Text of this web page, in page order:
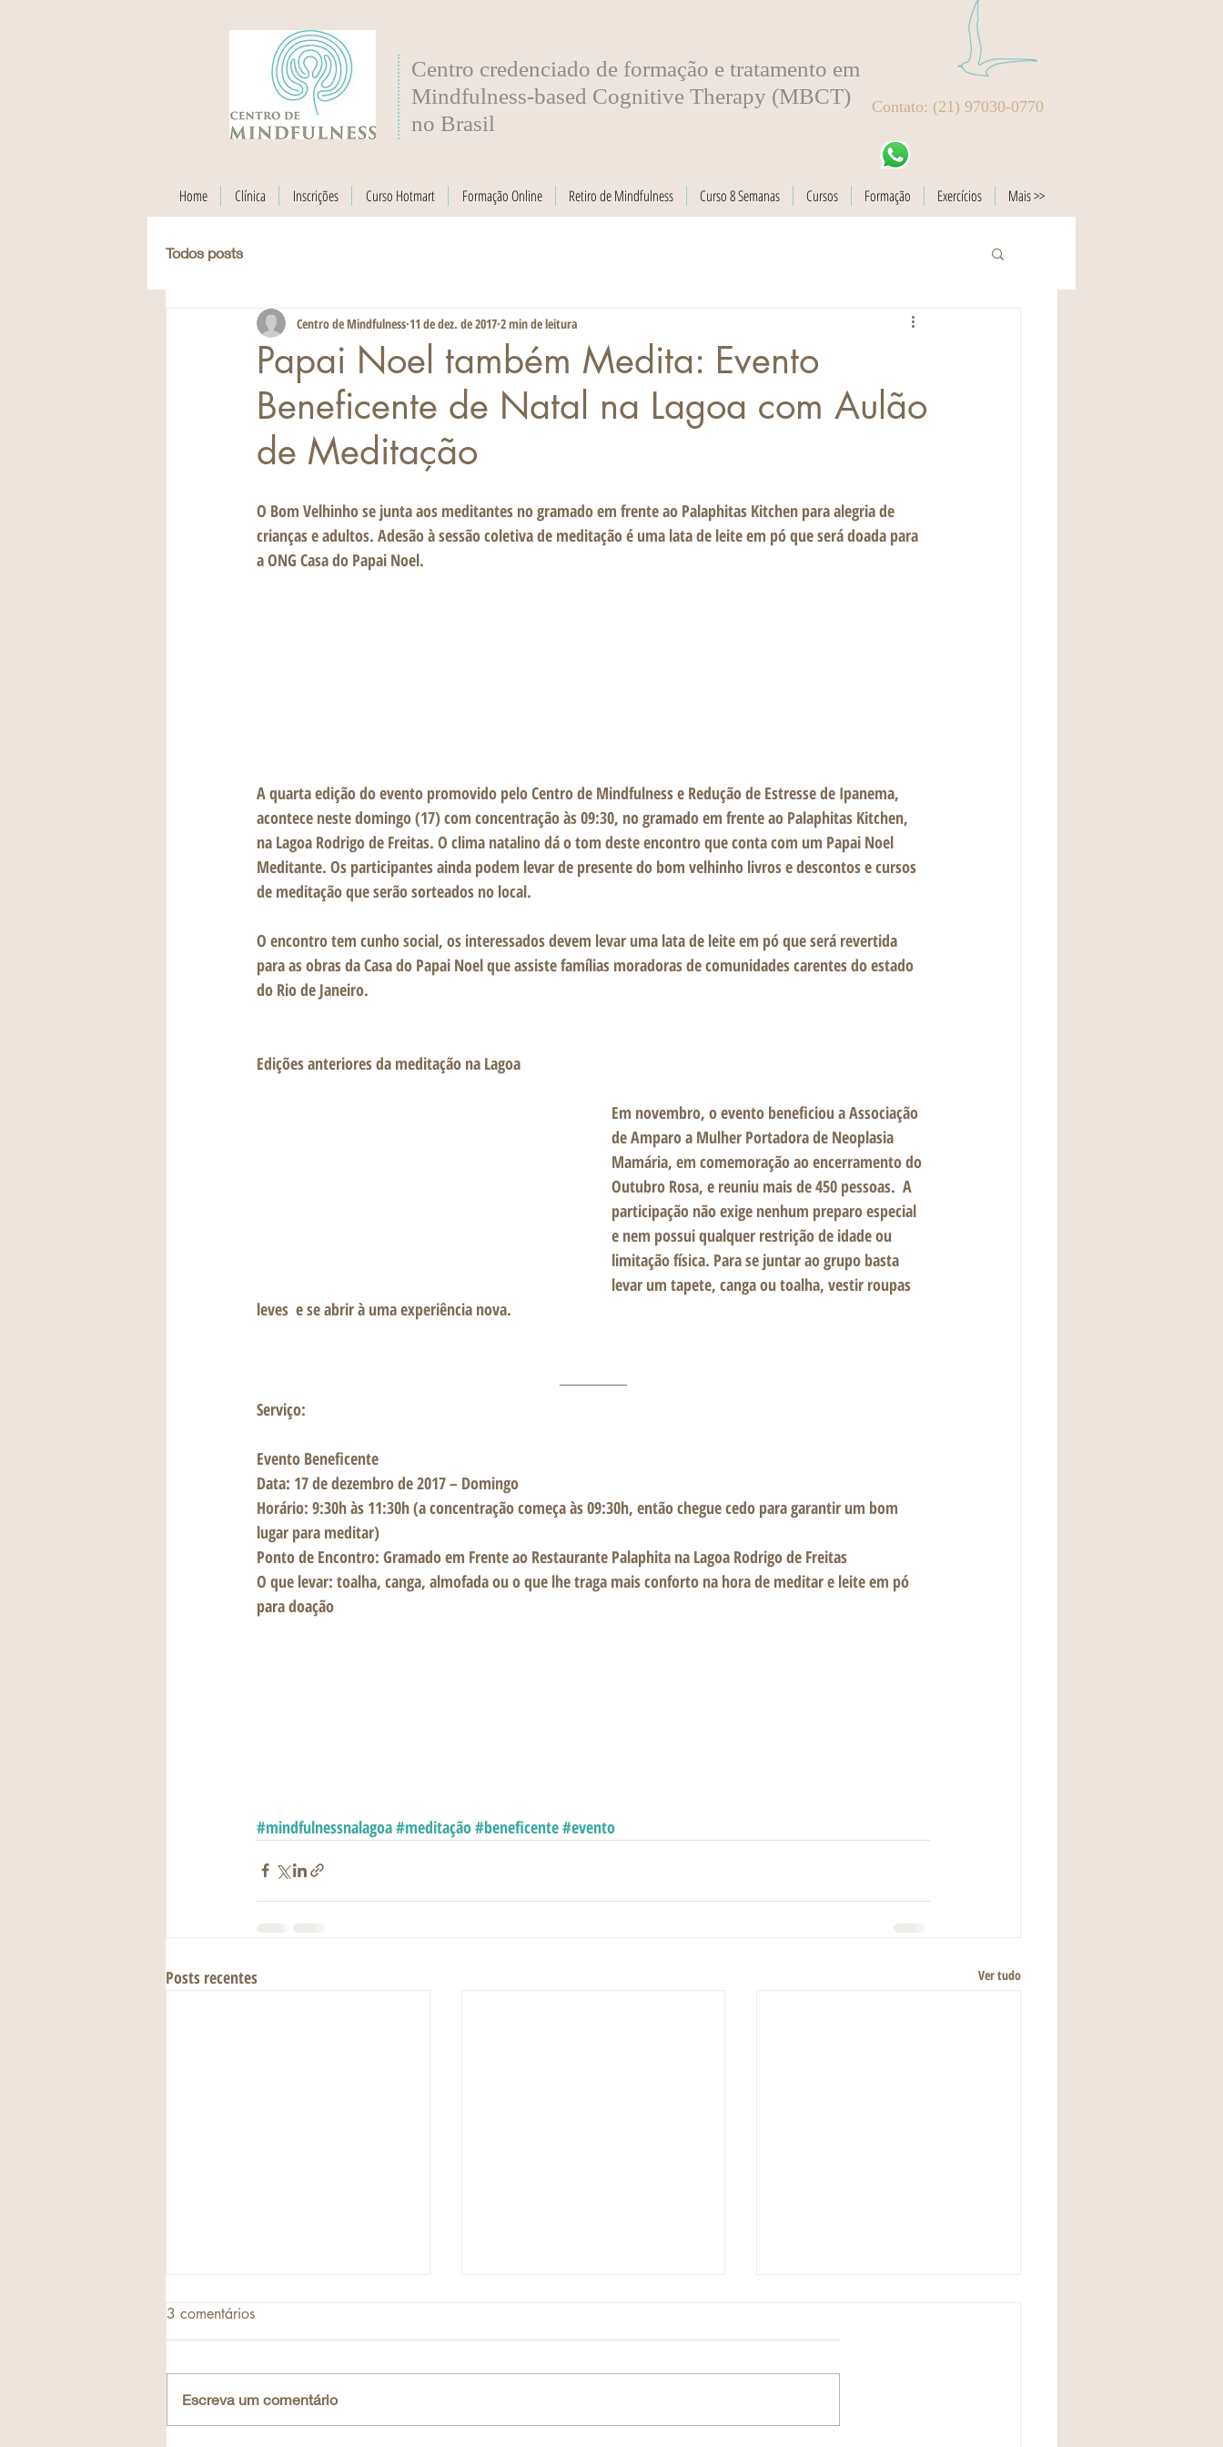
​Centro credenciado de formação e tratamento em
Mindfulness-based Cognitive Therapy (MBCT)
no Brasil
Contato: (21) 97030-0770
Home Clínica Inscrições Curso Hotmart Formação Online Retiro de Mindfulness Curso 8 Semanas Cursos Formação Exercícios Mais >>
Todos posts
Papai Noel também Medita: Evento
Beneficente de Natal na Lagoa com Aulão
de Meditação
Centro de Mindfulness 11 de dez. de 2017 2 min de leitura
O Bom Velhinho se junta aos meditantes no gramado em frente ao Palaphitas Kitchen para alegria de
crianças e adultos. Adesão à sessão coletiva de meditação é uma lata de leite em pó que será doada para
a ONG Casa do Papai Noel.
A quarta edição do evento promovido pelo Centro de Mindfulness e Redução de Estresse de Ipanema,
acontece neste domingo (17) com concentração às 09:30, no gramado em frente ao Palaphitas Kitchen,
na Lagoa Rodrigo de Freitas. O clima natalino dá o tom deste encontro que conta com um Papai Noel
Meditante. Os participantes ainda podem levar de presente do bom velhinho livros e descontos e cursos
de meditação que serão sorteados no local.
O encontro tem cunho social, os interessados devem levar uma lata de leite em pó que será revertida
para as obras da Casa do Papai Noel que assiste famílias moradoras de comunidades carentes do estado
do Rio de Janeiro.
Edições anteriores da meditação na Lagoa
Em novembro, o evento beneficiou a Associação
de Amparo a Mulher Portadora de Neoplasia
Mamária, em comemoração ao encerramento do
Outubro Rosa, e reuniu mais de 450 pessoas.  A
participação não exige nenhum preparo especial
e nem possui qualquer restrição de idade ou
limitação física. Para se juntar ao grupo basta
levar um tapete, canga ou toalha, vestir roupas
leves  e se abrir à uma experiência nova.
Serviço:
Evento Beneficente
Data: 17 de dezembro de 2017 – Domingo
Horário: 9:30h às 11:30h (a concentração começa às 09:30h, então chegue cedo para garantir um bom
lugar para meditar)
Ponto de Encontro: Gramado em Frente ao Restaurante Palaphita na Lagoa Rodrigo de Freitas
O que levar: toalha, canga, almofada ou o que lhe traga mais conforto na hora de meditar e leite em pó
para doação
#mindfulnessnalagoa#meditação#beneficente#evento
Posts recentes Ver tudo
3 comentários
Escreva um comentário